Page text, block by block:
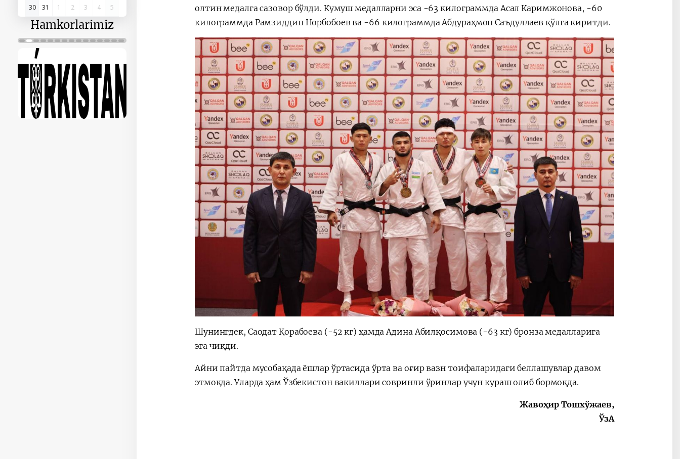
30
31 1 2 3 4 5
Hamkorlarimiz
олтин медалга сазовор бўлди. Кумуш медалларни эса -63 килограммда Асал Каримжонова, -60
килограммда Рамзиддин Норбобоев ва -66 килограммда Абдураҳмон Саъдуллаев қўлга киритди.
Шунингдек, Саодат Қорабоева (-52 кг) ҳамда Адина Абилқосимова (-63 кг) бронза медалларига
эга чиқди.
Айни пайтда мусобақада ёшлар ўртасида ўрта ва оғир вазн тоифаларидаги беллашувлар давом
этмоқда. Уларда ҳам Ўзбекистон вакиллари совринли ўринлар учун кураш олиб бормоқда.
Жавоҳир Тошхўжаев,
ЎзА